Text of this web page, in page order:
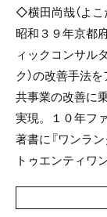
◇横田尚哉（よこ
昭和３９年京都
ィックコンサル
ク）の改善手法
共事業の改善に
実現。１０年フ
著書に『ワンラ
トゥエンティワン